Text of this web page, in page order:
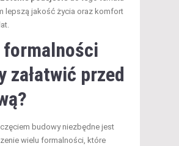
lepszą jakość życia oraz komfort
załatwić przed
budowy niezbędne jest
wielu formalności, które